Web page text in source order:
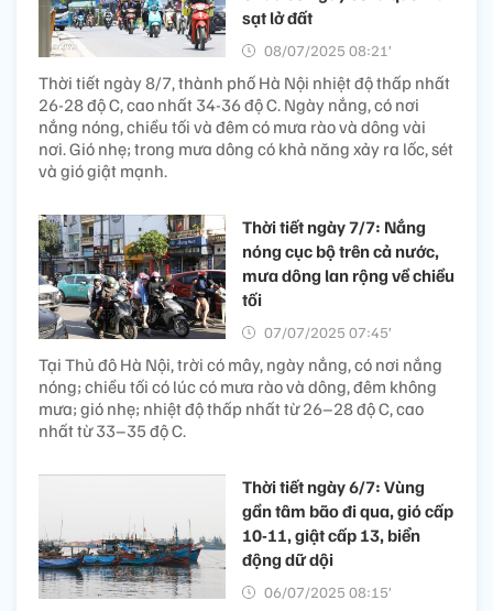
sạt lở đất
08/07/2025 08:21’
Thời tiết ngày 8/7, thành phố Hà Nội nhiệt độ thấp nhất
26-28 độ C, cao nhất 34-36 độ C. Ngày nắng, có nơi
nắng nóng, chiều tối và đêm có mưa rào và dông vài
nơi. Gió nhẹ; trong mưa dông có khả năng xảy ra lốc, sét
và gió giật mạnh.
Thời tiết ngày 7/7: Nắng
nóng cục bộ trên cả nước,
mưa dông lan rộng về chiều
tối
07/07/2025 07:45’
Tại Thủ đô Hà Nội, trời có mây, ngày nắng, có nơi nắng
nóng; chiều tối có lúc có mưa rào và dông, đêm không
mưa; gió nhẹ; nhiệt độ thấp nhất từ 26–28 độ C, cao
nhất từ 33–35 độ C.
Thời tiết ngày 6/7: Vùng
gần tâm bão đi qua, gió cấp
10-11, giật cấp 13, biển
động dữ dội
06/07/2025 08:15’